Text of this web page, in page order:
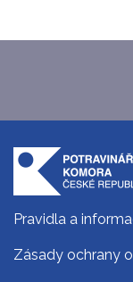
Pravidla a
Zásady ochrany